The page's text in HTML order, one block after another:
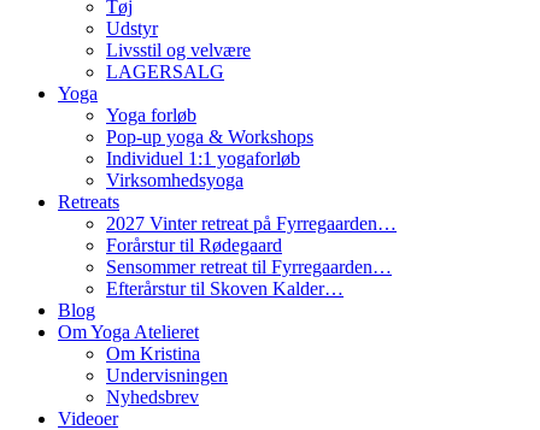
Tøj
Udstyr
Livsstil og velvære
LAGERSALG
Yoga
Yoga forløb
Pop-up yoga & Workshops
Individuel 1:1 yogaforløb
Virksomhedsyoga
Retreats
2027 Vinter retreat på Fyrregaarden…
Forårstur til Rødegaard
Sensommer retreat til Fyrregaarden…
Efterårstur til Skoven Kalder…
Blog
Om Yoga Atelieret
Om Kristina
Undervisningen
Nyhedsbrev
Videoer